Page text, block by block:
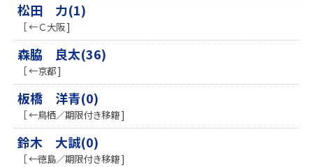
松田 力(1)
［ ←Ｃ大阪 ]
森脇 良太(36)
［ ←京都 ]
板橋 洋青(0)
［ ←鳥栖／期限付き移籍 ]
鈴木 大誠(0)
［ ←徳島／期限付き移籍 ]